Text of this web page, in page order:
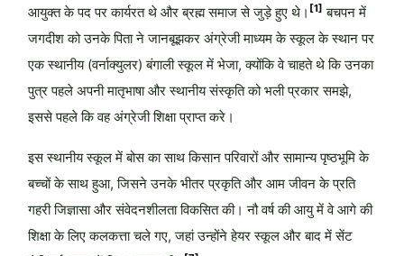
आयुक्त के पद पर कार्यरत थे और ब्रह्म समाज से जुड़े हुए थे। [1] बचपन में
जगदीश को उनके पिता ने जानबूझकर अंग्रेजी माध्यम के स्कूल के स्थान पर
एक स्थानीय (वर्नाक्युलर) बंगाली स्कूल में भेजा, क्योंकि वे चाहते थे कि उनका
पुत्र पहले अपनी मातृभाषा और स्थानीय संस्कृति को भली प्रकार समझे,
इससे पहले कि वह अंग्रेजी शिक्षा प्राप्त करे।
इस स्थानीय स्कूल में बोस का साथ किसान परिवारों और सामान्य पृष्ठभूमि के
बच्चों के साथ हुआ, जिसने उनके भीतर प्रकृति और आम जीवन के प्रति
गहरी जिज्ञासा और संवेदनशीलता विकसित की। नौ वर्ष की आयु में वे आगे की
शिक्षा के लिए कलकत्ता चले गए, जहां उन्होंने हेयर स्कूल और बाद में सेंट